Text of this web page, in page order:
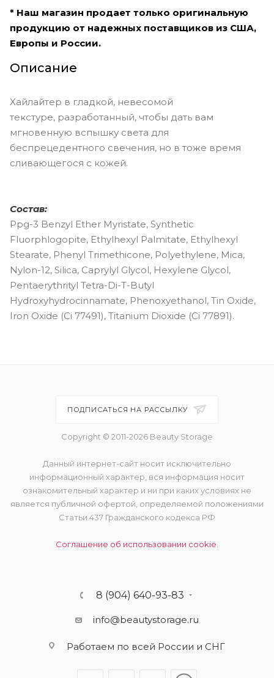
* Наш магазин продает только оригинальную
продукцию от надежных поставщиков из США,
Европы и России.
Описание
Хайлайтер в гладкой, невесомой
текстуре, разработанный, чтобы дать вам
мгновенную вспышку света для
беспрецедентного свечения, но в тоже время
сливающегося с кожей.
Состав:
Ppg-3 Benzyl Ether Myristate, Synthetic
Fluorphlogopite, Ethylhexyl Palmitate, Ethylhexyl
Stearate, Phenyl Trimethicone, Polyethylene, Mica,
Nylon-12, Silica, Caprylyl Glycol, Hexylene Glycol,
Pentaerythrityl Tetra-Di-T-Butyl
Hydroxyhydrocinnamate, Phenoxyethanol, Tin Oxide,
Iron Oxide (Ci 77491), Titanium Dioxide (Ci 77891).
ПОДПИСАТЬСЯ НА РАССЫЛКУ
Copyright © 2011-2026 Beauty Storage
Данный интернет-сайт носит исключительно
информационный характер, вся информация носит
ознакомительный характер и ни при каких условиях не
является публичной офертой, определяемой положениями
Статьи 437 Гражданского кодекса РФ
Соглашение об использовании cookie.
8 (904) 640-93-83
info@beautystorage.ru
Работаем по всей России и СНГ